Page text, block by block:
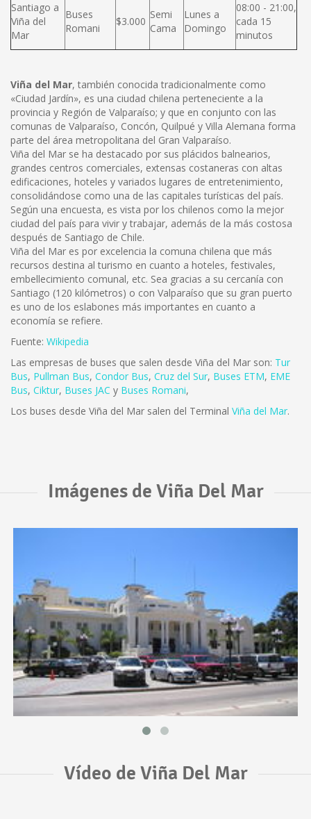
Santiago a
Viña del
Mar
Buses
Romani
$3.000
Semi
Cama
Lunes a
Domingo
08:00 - 21:00,
cada 15
minutos
Viña del Mar, también conocida tradicionalmente como
«Ciudad Jardín», es una ciudad chilena perteneciente a la
provincia y Región de Valparaíso; y que en conjunto con las
comunas de Valparaíso, Concón, Quilpué y Villa Alemana forma
parte del área metropolitana del Gran Valparaíso.
Viña del Mar se ha destacado por sus plácidos balnearios,
grandes centros comerciales, extensas costaneras con altas
edificaciones, hoteles y variados lugares de entretenimiento,
consolidándose como una de las capitales turísticas del país.
Según una encuesta, es vista por los chilenos como la mejor
ciudad del país para vivir y trabajar, además de la más costosa
después de Santiago de Chile.
Viña del Mar es por excelencia la comuna chilena que más
recursos destina al turismo en cuanto a hoteles, festivales,
embellecimiento comunal, etc. Sea gracias a su cercanía con
Santiago (120 kilómetros) o con Valparaíso que su gran puerto
es uno de los eslabones más importantes en cuanto a
economía se refiere.
Fuente: Wikipedia
Las empresas de buses que salen desde Viña del Mar son: Tur
Bus, Pullman Bus, Condor Bus, Cruz del Sur, Buses ETM, EME
Bus, Ciktur, Buses JAC y Buses Romani,
Los buses desde Viña del Mar salen del Terminal Viña del Mar.
Imágenes de Viña Del Mar
Vídeo de Viña Del Mar